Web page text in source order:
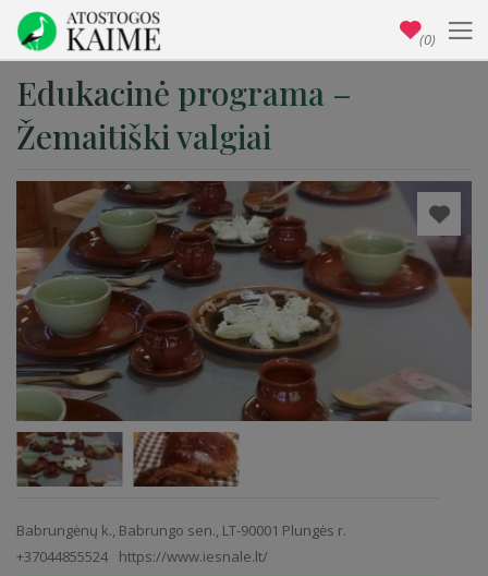
Edukacinė programa –
Žemaitiški valgiai
Babrungėnų k., Babrungo sen., LT-90001 Plungės r.
+37044855524
https://www.iesnale.lt/
(0)